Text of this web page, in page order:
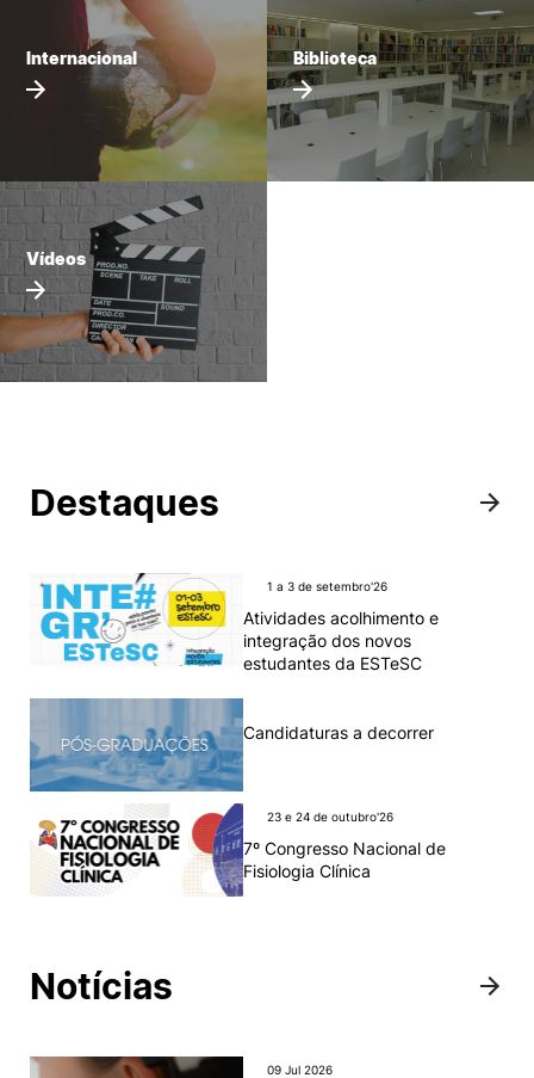
Sugestões, Elogios, Reclamações Política de Privacidade e Cookies
©2026 Instituto Politécnico de Coimbra. Todos os direitos reservados.
Internacional Biblioteca
Vídeos
Destaques
1 a 3 de setembro'26
Atividades acolhimento e
integração dos novos
estudantes da ESTeSC
Candidaturas a decorrer
23 e 24 de outubro'26
7º Congresso Nacional de
Fisiologia Clínica
Notícias
09 Jul 2026